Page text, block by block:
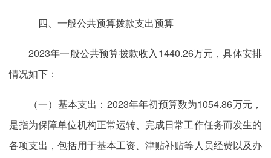
四、一般公共预算拨款支出预算
2023年一般公共预算拨款收入1440.26万元，具体安排
情况如下：
（一）基本支出：2023年年初预算数为1054.86万元，
是指为保障单位机构正常运转、完成日常工作任务而发生的
各项支出，包括用于基本工资、津贴补贴等人员经费以及办